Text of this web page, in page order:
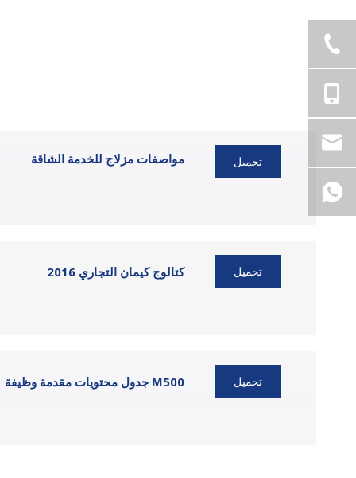
مواصفات مزلاج للخدمة الشاقة تحميل
كتالوج كيمان التجاري 2016 تحميل
جدول محتويات مقدمة وظيفة M500 تحميل